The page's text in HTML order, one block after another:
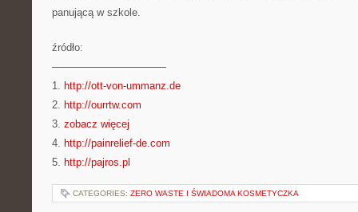
panującą w szkole.
źródło:
———————————
1. http://ott-von-ummanz.de
2. http://ourrtw.com
3. zobacz więcej
4. http://painrelief-de.com
5. http://pajros.pl
CATEGORIES: ZERO WASTE I ŚWIADOMA KOSMETYCZKA